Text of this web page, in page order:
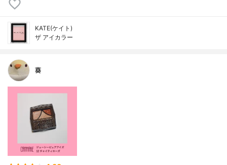
KATE(ケイト)
ザ アイカラー
葵